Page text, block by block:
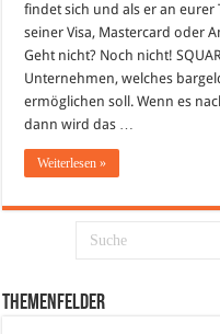
findet sich und als er an
seiner Visa, Mastercard oder
Geht nicht? Noch nicht!
Unternehmen, welches
ermöglichen soll. Wenn es
dann wird das …
Weiterlesen »
Themenfelder